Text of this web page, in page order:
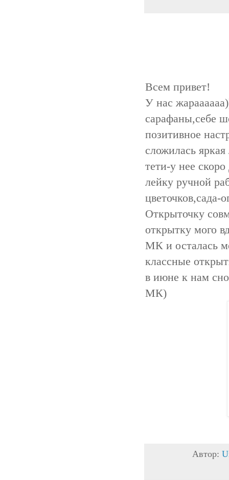
Всем привет!
У нас
сарафаны,себе
позитивное
сложилась
тети-у нее
лейку ручной
цветочков,сада-
Открыточку
открытку мого
МК и осталась
классные
в июне к нам
МК)
Автор: